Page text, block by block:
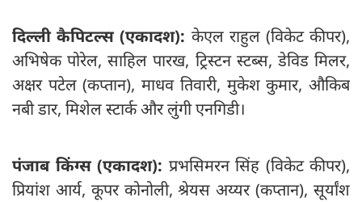
दिल्ली कैपिटल्स (एकादश): केएल राहुल (विकेट कीपर),
अभिषेक पोरेल, साहिल पारख, ट्रिस्टन स्टब्स, डेविड मिलर,
अक्षर पटेल (कप्तान), माधव तिवारी, मुकेश कुमार, औकिब
नबी डार, मिशेल स्टार्क और लुंगी एनगिडी।
पंजाब किंग्स (एकादश): प्रभसिमरन सिंह (विकेट कीपर),
प्रियांश आर्य, कूपर कोनोली, श्रेयस अय्यर (कप्तान), सूर्यांश